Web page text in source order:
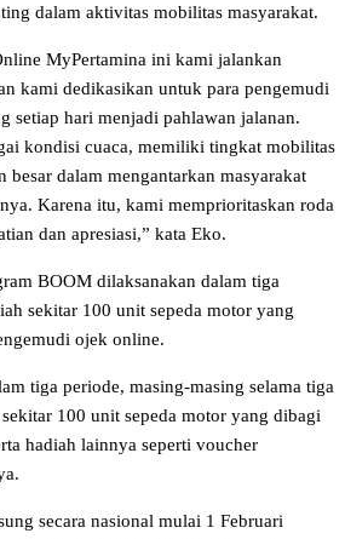
dalam aktivitas mobilitas masyarakat.
MyPertamina ini kami jalankan
kami dedikasikan untuk para pengemudi
setiap hari menjadi pahlawan jalanan.
kondisi cuaca, memiliki tingkat mobilitas
besar dalam mengantarkan masyarakat
Karena itu, kami memprioritaskan roda
dan apresiasi,” kata Eko.
BOOM dilaksanakan dalam tiga
sekitar 100 unit sepeda motor yang
ojek online.
tiga periode, masing-masing selama tiga
100 unit sepeda motor yang dibagi
hadiah lainnya seperti voucher
secara nasional mulai 1 Februari